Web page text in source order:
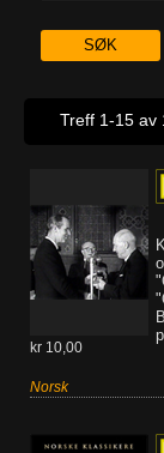
Treff 1-15 av
kr 10,00
Norsk